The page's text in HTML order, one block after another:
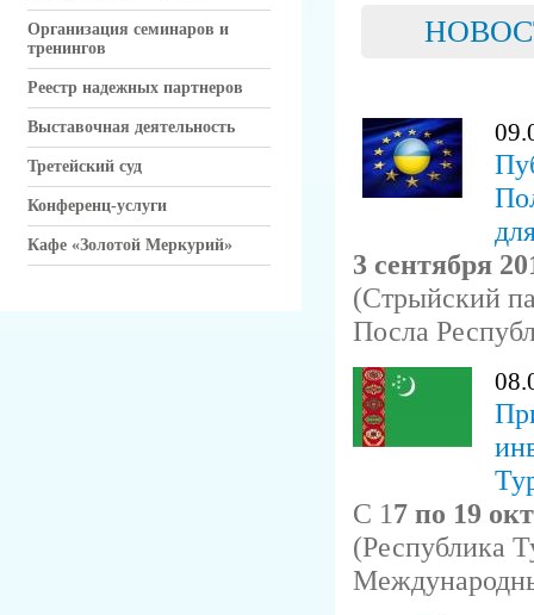
3 сентября
(Стрыйский
Посла
С 17 по 19
(Республика
Организация семинаров и
тренингов
Реестр надежных партнеров
Выставочная деятельность
Третейский суд
Конференц-услуги
Кафе «Золотой Меркурий»